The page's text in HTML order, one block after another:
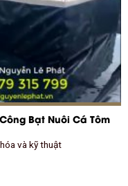
Bạt Nuôi Cá Tôm
và kỹ thuật